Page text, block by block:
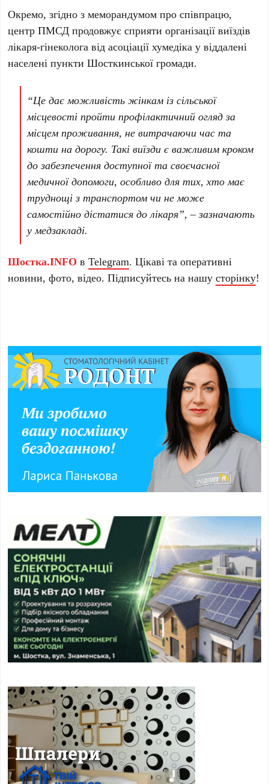
Окремо, згідно з меморандумом про співпрацю,
центр ПМСД продовжує сприяти організації виїздів
лікаря-гінеколога від асоціації хумедіка у віддалені
населені пункти Шосткинської громади.
“Це дає можливість жінкам із сільської
місцевості пройти профілактичний огляд за
місцем проживання, не витрачаючи час та
кошти на дорогу. Такі виїзди є важливим кроком
до забезпечення доступної та своєчасної
медичної допомоги, особливо для тих, хто має
труднощі з транспортом чи не може
самостійно дістатися до лікаря”, – зазначають
у медзакладі.
Шостка.INFO вTelegram. Цікаві та оперативні
новини, фото, відео. Підписуйтесь на нашусторінку!